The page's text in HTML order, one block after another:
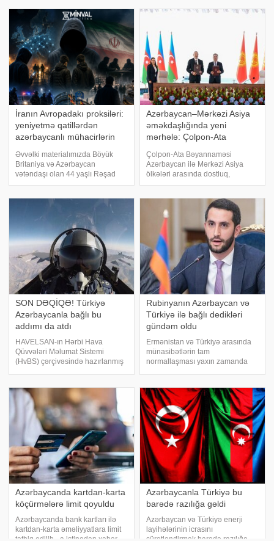
kiloqramı 6-7 manata təklif edilir,
iri market şəbəkələrinin
bəzilərində isə qiymə
dövriyyənin müəyyən
İranın Avropadakı proksiləri:
yeniyetmə qatillərdən
azərbaycanlı mühacirlərin
Əvvəlki materialımızda Böyük
Britaniya və Azərbaycan
vətəndaşı olan 44 yaşlı Rəşad
Sultanovun işi barədə ətraflı
Britaniyanın Akrotiri hərbi
bazasına qanunsuz daxil
olmaqda və İran İslam İnqilab
Azərbaycan–Mərkəzi Asiya
əməkdaşlığında yeni
mərhələ: Çolpon-Ata
Çolpon-Ata Bəyannaməsi
Azərbaycan ilə Mərkəzi Asiya
ölkələri arasında dostluq,
qarşılıqlı etimad və strateji
möhkəmləndirilməsi baxımından
mühüm əhəmiyyət kəsb edən
sənəddir. Bəyannamə siyasi,
iqtisadi
SON DƏQİQƏ! Türkiyə
Azərbaycanla bağlı bu
addımı da atdı
HAVELSAN-ın Hərbi Hava
Qüvvələri Məlumat Sistemi
(HvBS) çərçivəsində hazırlanmış
Qüvvələrinin inventarına daxil
edilib. Türkiyə mətbuatına
istinadla bildirir ki, Azərbaycan
Rubinyanın Azərbaycan və
Türkiyə ilə bağlı dedikləri
gündəm oldu
Ermənistan və Türkiyə arasında
münasibətlərin tam
normallaşması yaxın zamanda
sədri vəzifəsinə namizəd Ruben
Rubinyan bildirib. Onun sözlərinə
görə, İrəvan Ankar
Azərbaycanda kartdan-karta
köçürmələrə limit qoyuldu
Azərbaycanda bank kartları ilə
kartdan-karta əməliyyatlara limit
tətbiq edilib. -a istinadən xəbər
Azərbaycanla Türkiyə bu
barədə razılığa gəldi
Azərbaycan və Türkiyə enerji
layihələrinin icrasını
sürətləndirmək barədə razılığa